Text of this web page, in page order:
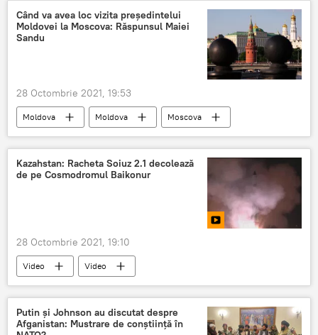
Când va avea loc vizita președintelui
Moldovei la Moscova: Răspunsul Maiei
Sandu
28 Octombrie 2021, 19:53
Moldova Moldova
Moscova
Maia Sandu
Rusia
Kazahstan: Racheta Soiuz 2.1 decolează
de pe Cosmodromul Baikonur
28 Octombrie 2021, 19:10
Video Video
Putin și Johnson au discutat despre
Afganistan: Mustrare de conștiință în